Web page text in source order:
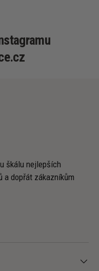
škálu nejlepších
a dopřát zákazníkům